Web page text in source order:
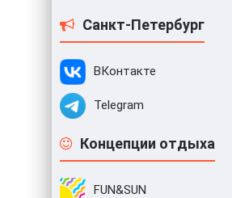
Санкт-Петербург
ВКонтакте
Telegram
Концепции отдыха
FUN&SUN